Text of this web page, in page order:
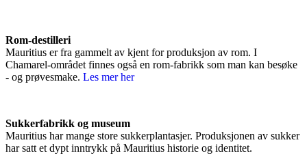
Rom-destilleri
Mauritius er fra gammelt av kjent for produksjon av rom. I
Chamarel-området finnes også en rom-fabrikk som man kan besøke
- og prøvesmake. Les mer her
Sukkerfabrikk og museum
Mauritius har mange store sukkerplantasjer. Produksjonen av sukker
har satt et dypt inntrykk på Mauritius historie og identitet.